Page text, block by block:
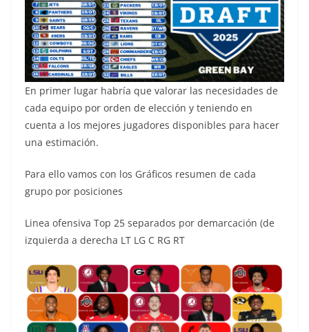
En primer lugar habría que valorar las necesidades de
cada equipo por orden de elección y teniendo en
cuenta a los mejores jugadores disponibles para hacer
una estimación.
Para ello vamos con los Gráficos resumen de cada
grupo por posiciones
Linea ofensiva Top 25 separados por demarcación (de
izquierda a derecha LT LG C RG RT